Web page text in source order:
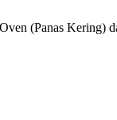
(Panas Kering)